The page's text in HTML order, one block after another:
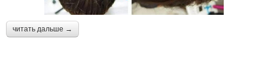
читать дальше →